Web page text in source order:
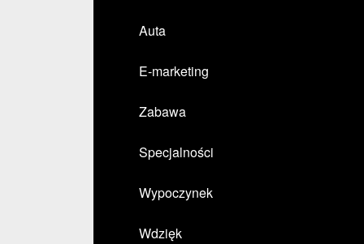
Auta
E-marketing
Zabawa
Specjalności
Wypoczynek
Wdzięk